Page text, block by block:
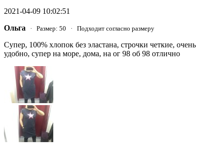
2021-04-09 10:02:51
Ольга · Размер: 50 · Подходит согласно размеру
Супер, 100% хлопок без эластана, строчки четкие, очень
удобно, супер на море, дома, на ог 98 об 98 отлично